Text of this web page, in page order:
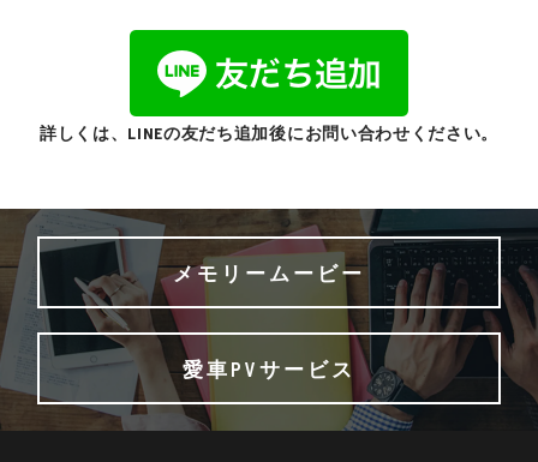
詳しくは、LINEの友だち追加後にお問い合わせください。
メモリームービー
愛車PVサービス